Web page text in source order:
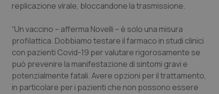
Tumori gastrointestinali
Ulcera & Reflusso
Vaccini
replicazione virale, bloccandone la trasmissione.
“Un vaccino – afferma Novelli – è solo una misura
profilattica. Dobbiamo testare il farmaco in studi clinici
con pazienti Covid-19 per valutare rigorosamente se
può prevenire la manifestazione di sintomi gravi e
potenzialmente fatali. Avere opzioni per il trattamento,
in particolare per i pazienti che non possono essere